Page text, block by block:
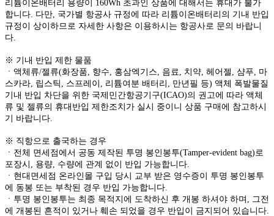
리튬이온배터리 용량이 160Wh 초과인 상품에 대해서는 휴대가 불가
합니다. 다만, 국가별 항공사 규정에 따라 리튬이온배터리의 기내 반입
규정이 상이하므로 자세한 사항은 이용하시는 항공사로 문의 바랍니
다.
※ 기내 반입 제한 물품
ㆍ액체류/젤류(화장품, 향수, 홍삼엑기스, 음료, 치약, 헤어젤, 샴푸, 마
스카라, 립스틱, 스프레이, 리튬여분 배터리, 만년필 등) 액체 폭발물질
기내 반입 차단을 위한 국제민간항공기구(ICAO)의 권고에 따라 액체
류 및 젤류의 휴대반입 제한조치가 실시 중이니 상품 구매에 참고하시
기 바랍니다.
※ 직항으로 출국하는 경우
ㆍ전체 면세점에서 공동 제작된 투명 봉인봉투(Tamper-evident bag)로
포장시, 용량, 수량에 관계 없이 반입 가능합니다.
ㆍ현대면세점 온라인몰 구입 당시 교부 받은 영수증이 투명 봉인봉투
에 동봉 또는 부착된 경우 반입 가능합니다.
ㆍ투명 봉인봉투는 최종 목적지에 도착하신 후 개봉 하셔야 하며, 그전
에 개봉된 흔적이 있거나 훼손 되었을 경우 반입이 금지되어 있습니다.